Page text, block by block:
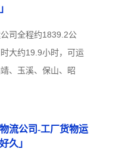
司全程约1839.2公
大约19.9小时，可运
、玉溪、保山、昭
流公司-工厂货物运
久」